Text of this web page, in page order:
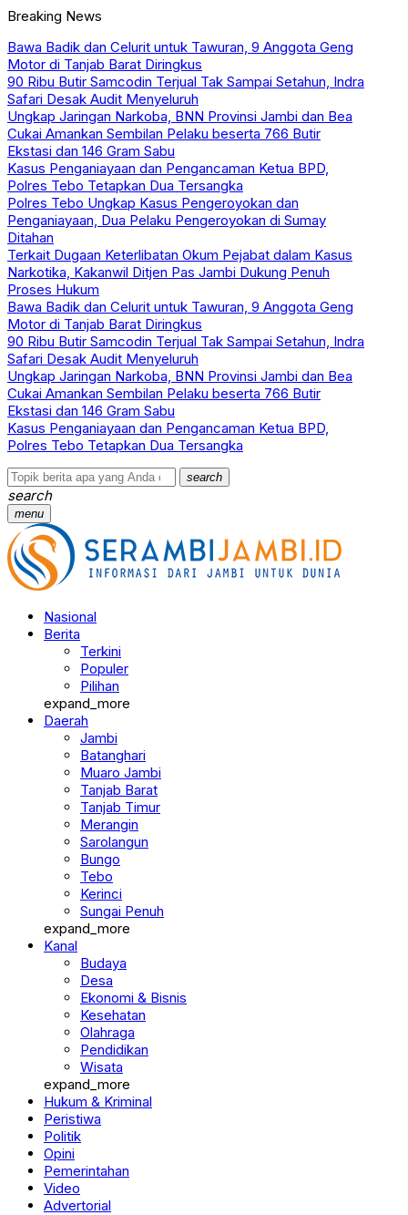
Breaking News
Bawa Badik dan Celurit untuk Tawuran, 9 Anggota Geng
Motor di Tanjab Barat Diringkus
90 Ribu Butir Samcodin Terjual Tak Sampai Setahun, Indra
Safari Desak Audit Menyeluruh
Ungkap Jaringan Narkoba, BNN Provinsi Jambi dan Bea
Cukai Amankan Sembilan Pelaku beserta 766 Butir
Ekstasi dan 146 Gram Sabu
Kasus Penganiayaan dan Pengancaman Ketua BPD,
Polres Tebo Tetapkan Dua Tersangka
Polres Tebo Ungkap Kasus Pengeroyokan dan
Penganiayaan, Dua Pelaku Pengeroyokan di Sumay
Ditahan
Terkait Dugaan Keterlibatan Okum Pejabat dalam Kasus
Narkotika, Kakanwil Ditjen Pas Jambi Dukung Penuh
Proses Hukum
Bawa Badik dan Celurit untuk Tawuran, 9 Anggota Geng
Motor di Tanjab Barat Diringkus
90 Ribu Butir Samcodin Terjual Tak Sampai Setahun, Indra
Safari Desak Audit Menyeluruh
Ungkap Jaringan Narkoba, BNN Provinsi Jambi dan Bea
Cukai Amankan Sembilan Pelaku beserta 766 Butir
Ekstasi dan 146 Gram Sabu
Kasus Penganiayaan dan Pengancaman Ketua BPD,
Polres Tebo Tetapkan Dua Tersangka
search
search
menu
Nasional
Berita
Terkini
Populer
Pilihan
expand_more
Daerah
Jambi
Batanghari
Muaro Jambi
Tanjab Barat
Tanjab Timur
Merangin
Sarolangun
Bungo
Tebo
Kerinci
Sungai Penuh
expand_more
Kanal
Budaya
Desa
Ekonomi & Bisnis
Kesehatan
Olahraga
Pendidikan
Wisata
expand_more
Hukum & Kriminal
Peristiwa
Politik
Opini
Pemerintahan
Video
Advertorial